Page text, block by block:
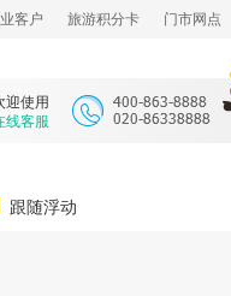
客户 旅游积分卡 门市网点
迎使用
线客服
跟随浮动